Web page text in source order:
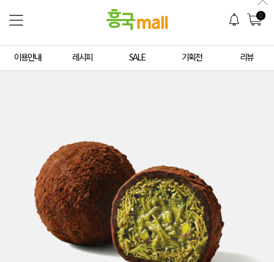
0
이용안내 레시피 SALE 기획전 리뷰